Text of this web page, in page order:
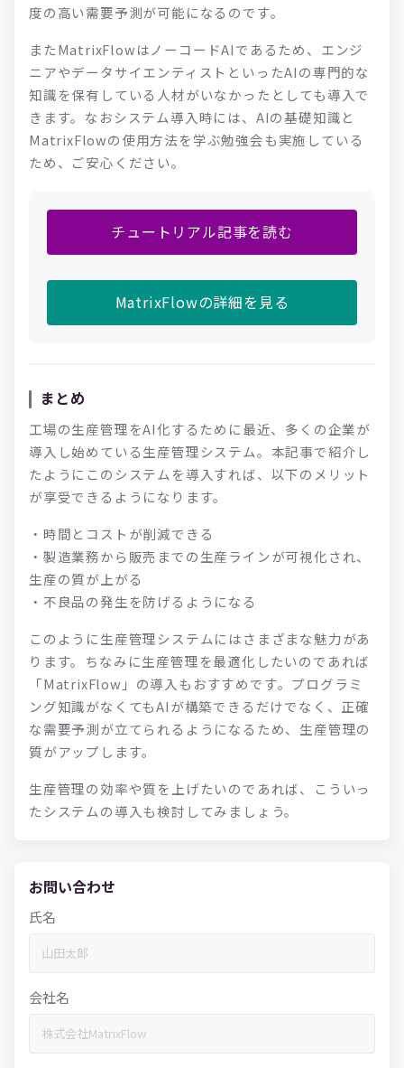
度の高い需要予測が可能になるのです。
またMatrixFlowはノーコードAIであるため、エンジ
ニアやデータサイエンティストといったAIの専門的な
知識を保有している人材がいなかったとしても導入で
きます。なおシステム導入時には、AIの基礎知識と
MatrixFlowの使用方法を学ぶ勉強会も実施している
ため、ご安心ください。
チュートリアル記事を読む
MatrixFlowの詳細を見る
まとめ
工場の生産管理をAI化するために最近、多くの企業が
導入し始めている生産管理システム。本記事で紹介し
たようにこのシステムを導入すれば、以下のメリット
が享受できるようになります。
・時間とコストが削減できる
・製造業務から販売までの生産ラインが可視化され、
生産の質が上がる
・不良品の発生を防げるようになる
このように生産管理システムにはさまざまな魅力があ
ります。ちなみに生産管理を最適化したいのであれば
「MatrixFlow」の導入もおすすめです。プログラミ
ング知識がなくてもAIが構築できるだけでなく、正確
な需要予測が立てられるようになるため、生産管理の
質がアップします。
生産管理の効率や質を上げたいのであれば、こういっ
たシステムの導入も検討してみましょう。
お問い合わせ
氏名
会社名